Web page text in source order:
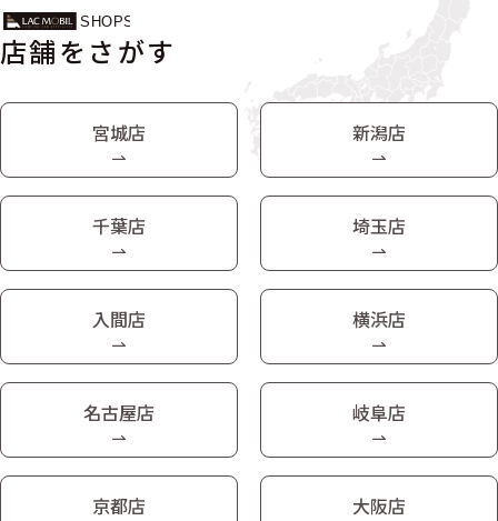
店舗をさがす
宮城店 新潟店
千葉店 埼玉店
入間店 横浜店
名古屋店 岐阜店
京都店 大阪店